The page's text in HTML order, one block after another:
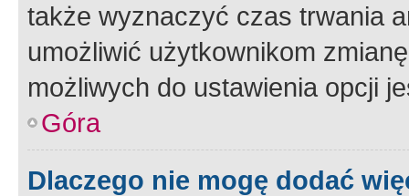
także wyznaczyć czas trwania
umożliwić użytkownikom
możliwych do ustawienia opcji
Góra
Dlaczego nie mogę dodać